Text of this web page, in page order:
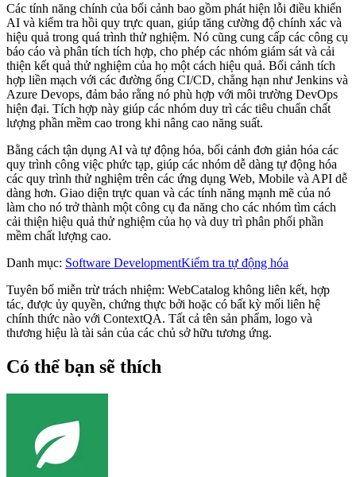
Các tính năng chính của bối cảnh bao gồm phát hiện lỗi điều khiển
AI và kiểm tra hồi quy trực quan, giúp tăng cường độ chính xác và
hiệu quả trong quá trình thử nghiệm. Nó cũng cung cấp các công cụ
báo cáo và phân tích tích hợp, cho phép các nhóm giám sát và cải
thiện kết quả thử nghiệm của họ một cách hiệu quả. Bối cảnh tích
hợp liền mạch với các đường ống CI/CD, chẳng hạn như Jenkins và
Azure Devops, đảm bảo rằng nó phù hợp với môi trường DevOps
hiện đại. Tích hợp này giúp các nhóm duy trì các tiêu chuẩn chất
lượng phần mềm cao trong khi nâng cao năng suất.
Bằng cách tận dụng AI và tự động hóa, bối cảnh đơn giản hóa các
quy trình công việc phức tạp, giúp các nhóm dễ dàng tự động hóa
các quy trình thử nghiệm trên các ứng dụng Web, Mobile và API dễ
dàng hơn. Giao diện trực quan và các tính năng mạnh mẽ của nó
làm cho nó trở thành một công cụ đa năng cho các nhóm tìm cách
cải thiện hiệu quả thử nghiệm của họ và duy trì phân phối phần
mềm chất lượng cao.
Danh mục: Software DevelopmentKiểm tra tự động hóa
Tuyên bố miễn trừ trách nhiệm: WebCatalog không liên kết, hợp
tác, được ủy quyền, chứng thực bởi hoặc có bất kỳ mối liên hệ
chính thức nào với ContextQA. Tất cả tên sản phẩm, logo và
thương hiệu là tài sản của các chủ sở hữu tương ứng.
Có thể bạn sẽ thích